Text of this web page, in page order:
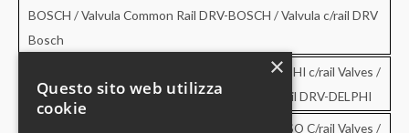
BOSCH / Valvula Common Rail DRV-BOSCH / Valvula c/rail DRV
Bosch
Valvole Common rail DRV – DELPHI / DRV-DELPHI c/rail Valves /
Valvula Common Rail DRV-DELPHI / Valvula c/rail DRV-DELPHI
Valvole Common rail DRV – DENSO / DRV-DENSO C/rail Valves /
×
Questo sito web utilizza
cookie